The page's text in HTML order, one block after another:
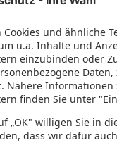
einem Paket